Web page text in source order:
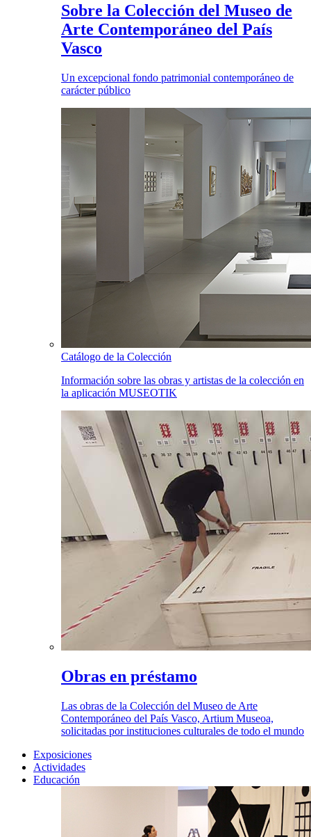
Sobre la Colección del Museo de
Arte Contemporáneo del País
Vasco
Un excepcional fondo patrimonial contemporáneo de
carácter público
Catálogo de la Colección
Información sobre las obras y artistas de la colección en
la aplicación MUSEOTIK
Obras en préstamo
Las obras de la Colección del Museo de Arte
Contemporáneo del País Vasco, Artium Museoa,
solicitadas por instituciones culturales de todo el mundo
Exposiciones
Actividades
Educación